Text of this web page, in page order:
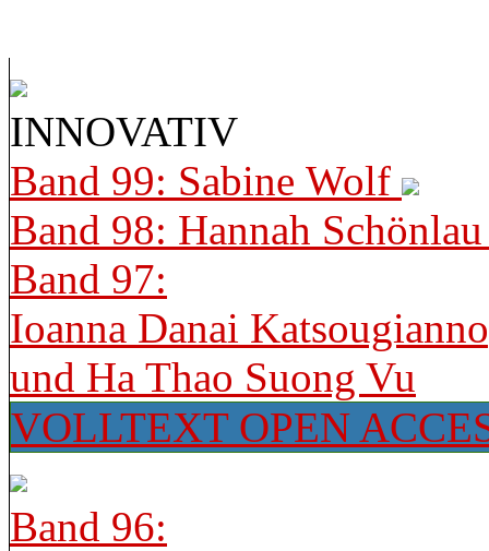
INNOVATIV
Band 99: Sabine Wolf
Band 98: Hannah
Band 97:
Ioanna Danai
und Ha Thao Suong Vu
VOLLTEXT OPEN
Band 96: